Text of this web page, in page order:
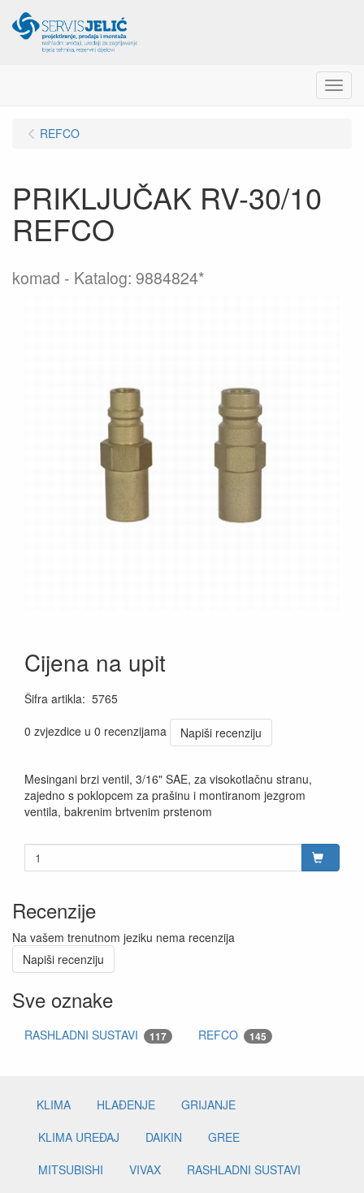
Menu
REFCO
PRIKLJUČAK RV-30/10
REFCO
komad Katalog: 9884824*
Cijena na upit
Šifra artikla: 5765
0 zvjezdice u 0 recenzijama
Napiši recenziju
Mesingani brzi ventil, 3/16" SAE, za visokotlačnu stranu,
zajedno s poklopcem za prašinu i montiranom jezgrom
ventila, bakrenim brtvenim prstenom
Recenzije
Na vašem trenutnom jeziku nema recenzija
Napiši recenziju
Sve oznake
RASHLADNI SUSTAVI 117 REFCO 145
KLIMA HLAĐENJE
GRIJANJE
KLIMA UREĐAJ
DAIKIN
GREE
MITSUBISHI
VIVAX
RASHLADNI SUSTAVI